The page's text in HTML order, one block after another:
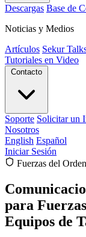
Descargas Base de
Noticias y Medios
Artículos Sekur
Tutoriales en Video
Contacto
Soporte Solicitar un
Nosotros
English Español
Iniciar Sesión
Fuerzas del Orden
para
Equipos de